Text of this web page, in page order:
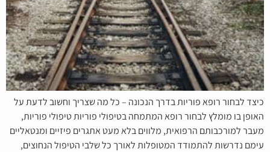
כיצד לבחור רופא פוריות בדרך הנכונה – כל מה שצריך וחשוב לדעת על
האופן בו מומלץ לבחור רופא המתמחה בטיפולי פוריות טיפולי פוריות,
מעבר למורכבותם הרפואית, מלווים בלא מעט אתגרים פיזיים ומנטאליים
עימם נדרשות להתמודד המטופלות לאורך כל שלבי הטיפול הנחוצים,